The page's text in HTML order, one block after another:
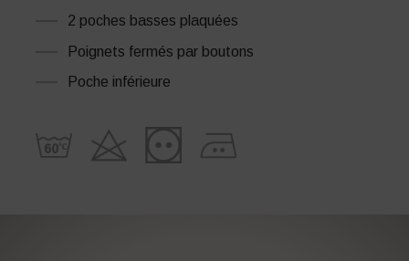
2 poches basses plaquées
Poignets fermés par boutons
Poche inférieure